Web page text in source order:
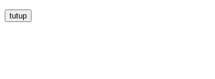
tutup